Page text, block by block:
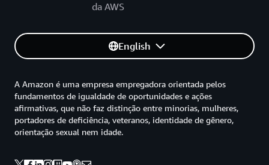
da AWS
English
A Amazon é uma empresa empregadora orientada pelos
fundamentos de igualdade de oportunidades e ações
afirmativas, que não faz distinção entre minorias, mulheres,
portadores de deficiência, veteranos, identidade de gênero,
orientação sexual nem idade.